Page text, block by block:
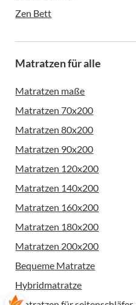
Zen Bett
Matratzen für alle
Matratzen maße
Matratzen 70x200
Matratzen 80x200
Matratzen 90x200
Matratzen 120x200
Matratzen 140x200
Matratzen 160x200
Matratzen 180x200
Matratzen 200x200
Bequeme Matratze
Hybridmatratze